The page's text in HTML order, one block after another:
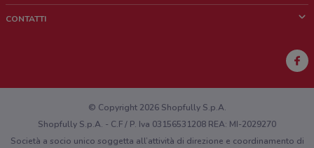
Lavora con noi
Richieste commerciali e marketing
CONTATTI
Hai un malfunzionamento sul web o sull'app?
© Copyright 2026 Shopfully S.p.A.
Shopfully S.p.A. - C.F / P. Iva 03156531208 REA: MI-2029270
Società a socio unico soggetta all’attività di direzione e coordinamento di